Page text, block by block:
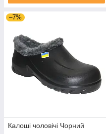
–7%
Калоші чоловічі Чорний